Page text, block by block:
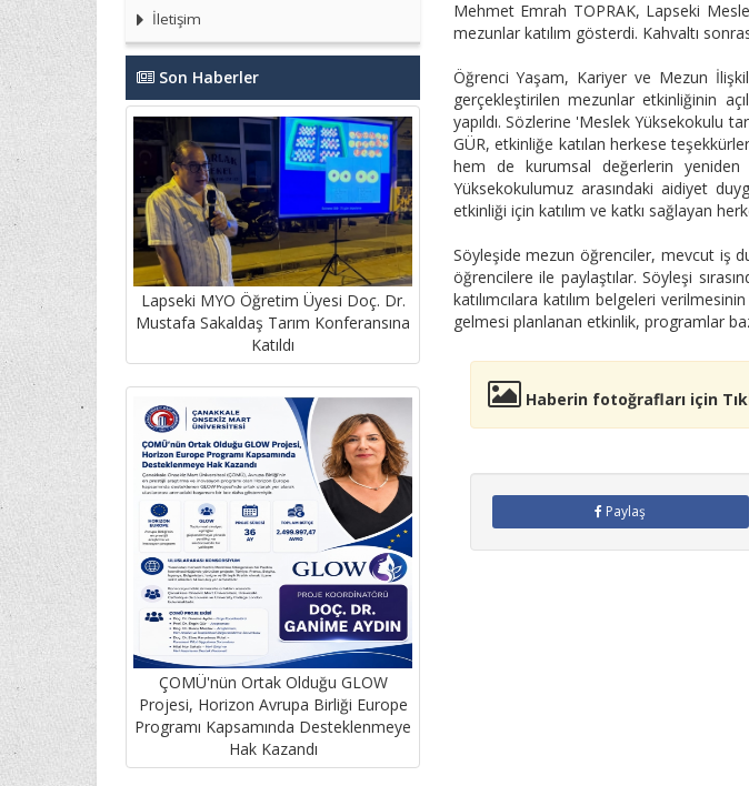
İletişim
Son Haberler
Lapseki MYO Öğretim Üyesi Doç. Dr.
Mustafa Sakaldaş Tarım Konferansına
Katıldı
ÇOMÜ'nün Ortak Olduğu GLOW
Projesi, Horizon Avrupa Birliği Europe
Programı Kapsamında Desteklenmeye
Hak Kazandı
Mehmet Emrah TOPRAK, Lapseki
mezunlar katılım gösterdi. Kahvaltı
Öğrenci Yaşam, Kariyer ve Mezun
gerçekleştirilen mezunlar etkinliğinin
yapıldı. Sözlerine 'Meslek Yüksekokulu
GÜR, etkinliğe katılan herkese
hem de kurumsal değerlerin yeniden
Yüksekokulumuz arasındaki aidiyet
etkinliği için katılım ve katkı sağlayan
Söyleşide mezun öğrenciler, mevcut iş
öğrencilere ile paylaştılar. Söyleşi
katılımcılara katılım belgeleri
gelmesi planlanan etkinlik, programlar
Haberin fotoğrafları için
Paylaş